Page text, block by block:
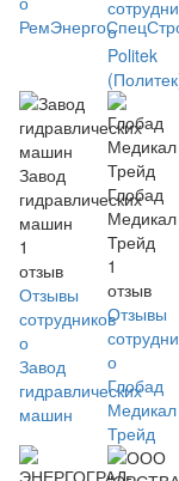
о
Politek
Завод
гидравлических
машин
1
отзыв
Отзывы
сотрудников
о
Завод
гидравлических
машин
Глобад
Медикал
Трейд
1
отзыв
Отзывы
о
Глобад
Медикал
Трейд